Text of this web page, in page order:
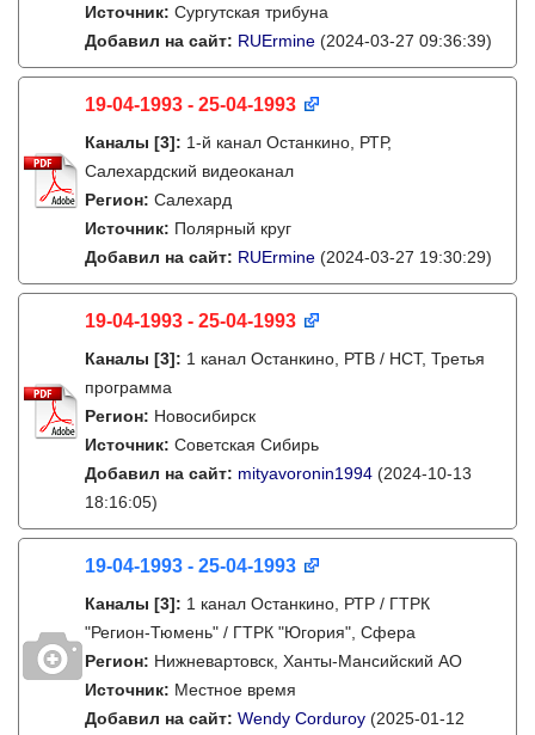
Источник: Сургутская трибуна
Добавил на сайт: RUErmine (2024-03-27 09:36:39)
19-04-1993 - 25-04-1993
Каналы [3]: 1-й канал Останкино, РТР,
Салехардский видеоканал
Регион: Салехард
Источник: Полярный круг
Добавил на сайт: RUErmine (2024-03-27 19:30:29)
19-04-1993 - 25-04-1993
Каналы [3]: 1 канал Останкино, РТВ / НСТ, Третья
программа
Регион: Новосибирск
Источник: Советская Сибирь
Добавил на сайт: mityavoronin1994 (2024-10-13
18:16:05)
19-04-1993 - 25-04-1993
Каналы [3]: 1 канал Останкино, РТР / ГТРК
"Регион-Тюмень" / ГТРК "Югория", Сфера
Регион: Нижневартовск, Ханты-Мансийский АО
Источник: Местное время
Добавил на сайт: Wendy Corduroy (2025-01-12